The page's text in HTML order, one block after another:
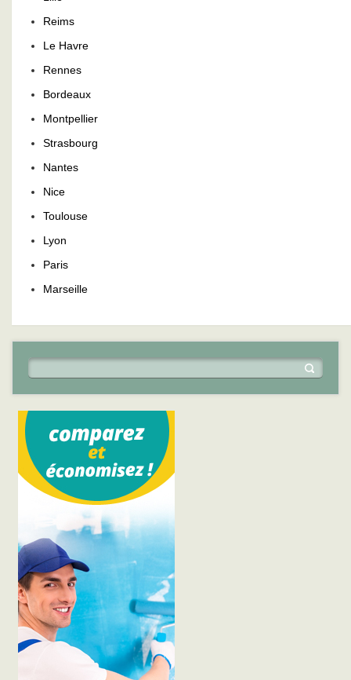
Reims
Le Havre
Rennes
Bordeaux
Montpellier
Strasbourg
Nantes
Nice
Toulouse
Lyon
Paris
Marseille